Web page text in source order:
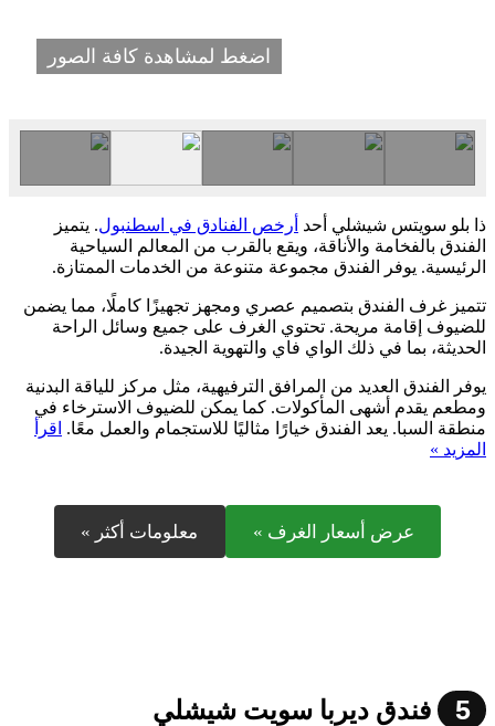
اضغط لمشاهدة كافة الصور
ذا بلو سويتس شيشلي أحد أرخص الفنادق في اسطنبول. يتميز
الفندق بالفخامة والأناقة، ويقع بالقرب من المعالم السياحية
الرئيسية. يوفر الفندق مجموعة متنوعة من الخدمات الممتازة.
تتميز غرف الفندق بتصميم عصري ومجهز تجهيزًا كاملًا، مما يضمن
للضيوف إقامة مريحة. تحتوي الغرف على جميع وسائل الراحة
الحديثة، بما في ذلك الواي فاي والتهوية الجيدة.
يوفر الفندق العديد من المرافق الترفيهية، مثل مركز للياقة البدنية
ومطعم يقدم أشهى المأكولات. كما يمكن للضيوف الاسترخاء في
منطقة السبا. يعد الفندق خيارًا مثاليًا للاستجمام والعمل معًا. اقرأ
المزيد »
عرض أسعار الغرف » معلومات أكثر »
5 فندق ديربا سويت شيشلي